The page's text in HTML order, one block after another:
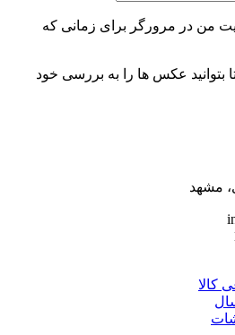
من در مرورگر برای زمانی که
بتوانید عکس ها را به بررسی خود
مشهد
کالا